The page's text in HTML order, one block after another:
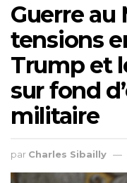
Guerre au
tensions
Trump et
sur fond
militaire
par Charles Sibailly